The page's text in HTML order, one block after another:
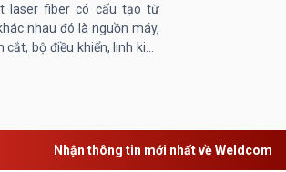
laser fiber có cấu tạo từ
nhau đó là nguồn máy,
bộ điều khiển, linh kiện
Nhận thông tin mới nhất về Weldcom